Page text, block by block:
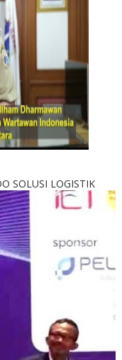
SOLUSI LOGISTIK